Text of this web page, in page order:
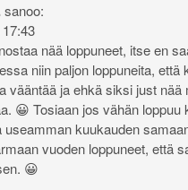
sanoo:
nää loppuneet, itse en
niin paljon loppuneita, että
vääntää ja ehkä siksi just nää
😀 Tosiaan jos vähän loppuu
useamman kuukauden
vuoden loppuneet, että
😀